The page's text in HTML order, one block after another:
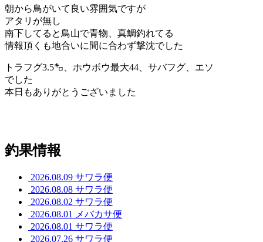
朝から鳥がいて良い雰囲気ですが
アタリが無し
南下してると鳥山で青物、真鯛釣れてる
情報頂くも地合いに間に合わず撃沈でした
トラフグ3.5㌔、ホウボウ最大44、サバフグ、エソ
でした
本日もありがとうございました
釣果情報
2026.08.09 サワラ便
2026.08.08 サワラ便
2026.08.02 サワラ便
2026.08.01
メバカサ便
2026.08.01 サワラ便
2026.07.26 サワラ便